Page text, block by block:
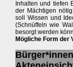
Inhalten und tiefen
der Mächtigen
soll Wissen und
(Schnüffeln wie
besorgt werden
Mögliche Form der